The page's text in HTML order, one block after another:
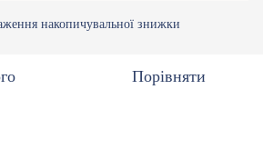
накопичувальної знижки
Порівняти